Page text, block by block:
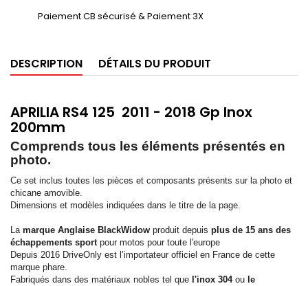
Paiement CB sécurisé & Paiement 3X
DESCRIPTION DÉTAILS DU PRODUIT
APRILIA RS4 125 2011 - 2018 Gp Inox
200mm
Comprends tous les éléments présentés en
photo.
Ce set inclus toutes les pièces et composants présents sur la photo et
chicane amovible.
Dimensions et modèles indiquées dans le titre de la page.
La marque Anglaise BlackWidow produit depuis plus de 15 ans des
échappements sport pour motos pour toute l'europe
Depuis 2016 DriveOnly est l’importateur officiel en France de cette
marque phare.
Fabriqués dans des matériaux nobles tel que l'inox 304 ou le